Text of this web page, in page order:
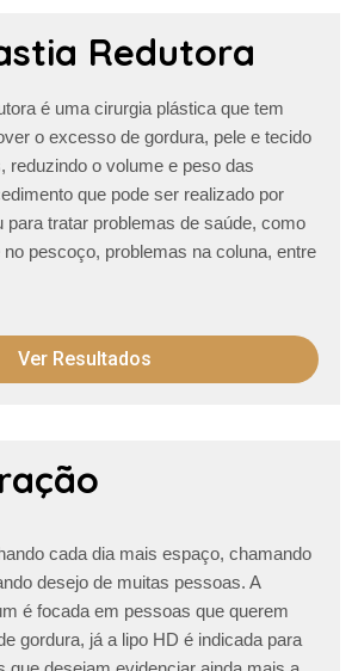
Redutora
é uma cirurgia plástica que tem
o excesso de gordura, pele e tecido
reduzindo o volume e peso das
que pode ser realizado por
para tratar problemas de saúde, como
pescoço, problemas na coluna, entre
Ver Resultados
cada dia mais espaço, chamando
desejo de muitas pessoas. A
é focada em pessoas que querem
gordura, já a lipo HD é indicada para